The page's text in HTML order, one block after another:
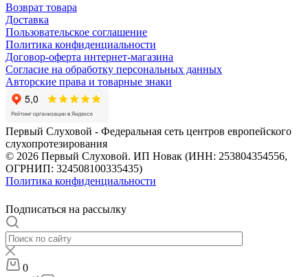
Возврат товара
Доставка
Пользовательское соглашение
Политика конфиденциальности
Договор-оферта интернет-магазина
Согласие на обработку персональных данных
Авторские права и товарные знаки
Первый Слуховой - Федеральная сеть центров европейского
слухопротезирования
© 2026 Первый Слуховой. ИП Новак (ИНН: 253804354556,
ОГРНИП: 324508100335435)
Политика конфиденциальности
Подписаться на рассылку
0